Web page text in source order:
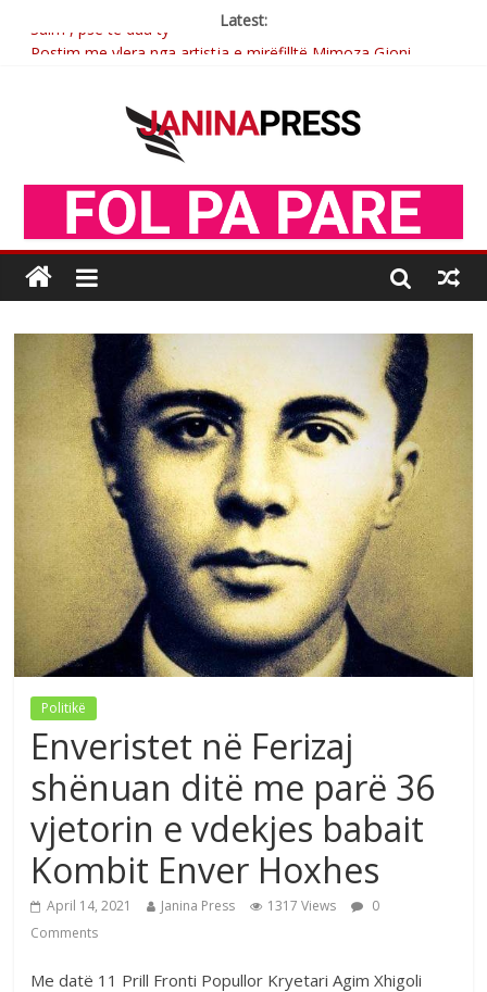
Latest:
Postim me vlera nga artistja e mirëfilltë Mimoza Gjoni
Brahim Çekaj njē veprimtar i respektuar i çeshtjës kombëtare
Politikë
Enveristet në Ferizaj
shënuan ditë me parë 36
vjetorin e vdekjes babait
Kombit Enver Hoxhes
April 14, 2021 Janina Press 1317 Views
0
Comments
Me datë 11 Prill Fronti Popullor Kryetari Agim Xhigoli